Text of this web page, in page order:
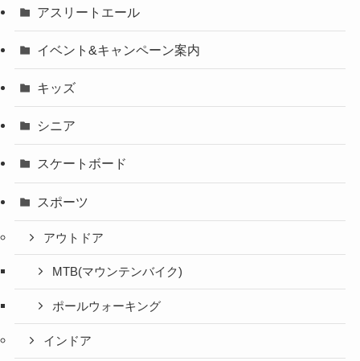
アスリートエール
イベント&キャンペーン案内
キッズ
シニア
スケートボード
スポーツ
アウトドア
MTB(マウンテンバイク)
ポールウォーキング
インドア